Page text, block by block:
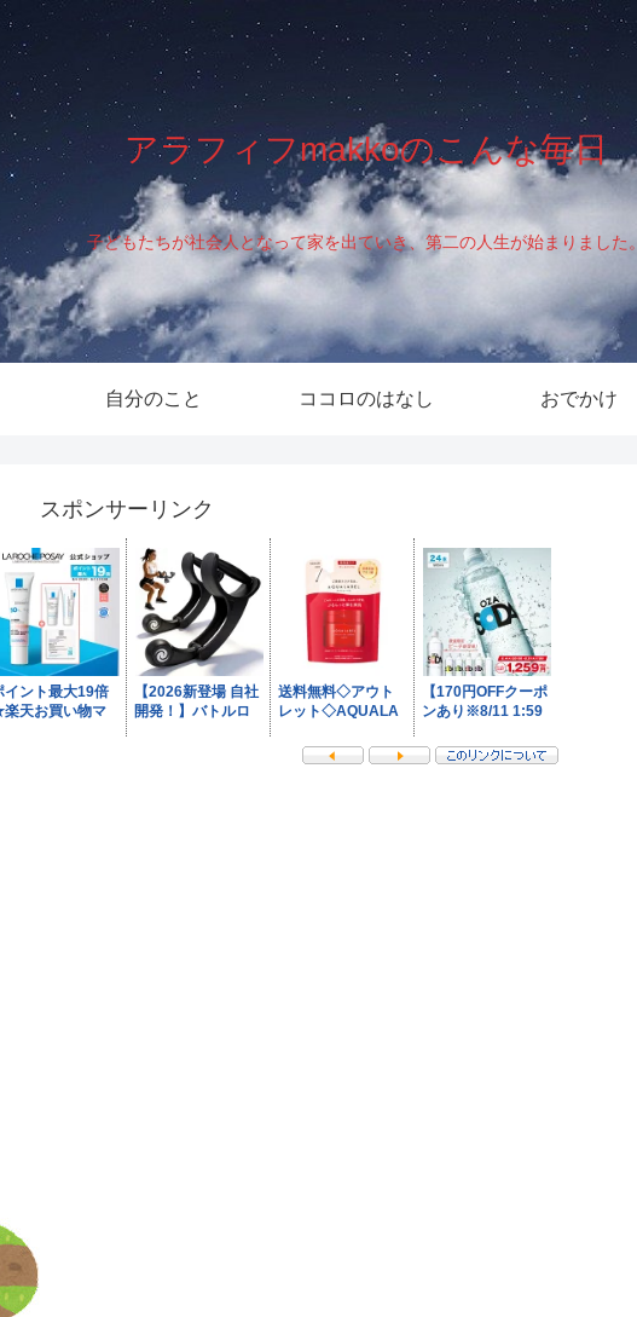
アラフィフmakkoのこんな毎日
子どもたちが社会人となって家を出ていき、第二の人生が始まりました。
自分のこと ココロのはなし おでかけ
スポンサーリンク